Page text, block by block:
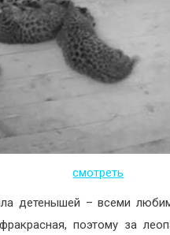
смотреть
детенышей – всеми
поэтому за